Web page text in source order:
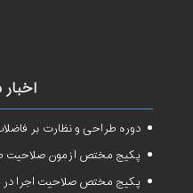
دوره طراحی و نظارت بر
پکیج مختص آزمون صلاحیت
پکیج مختص صلاحیت اجرا